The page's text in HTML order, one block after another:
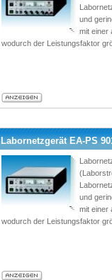
und
mit einer
wodurch der Leistungsfaktor
Labornetzgerät EA-PS
und
mit einer
wodurch der Leistungsfaktor